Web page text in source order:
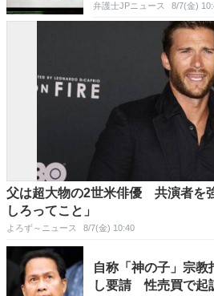
弁護士JPニュース 8/7(金)
父は超大物の2世米俳優 共演者を
しろってこと」
よろず～ニュース 8/7(金) 10:40
自称「神の子」宗
し要請 性売買で起